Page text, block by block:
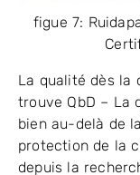
figue 7:
La qualité dès la
trouve QbD – La
bien au-delà de
protection de la
depuis la